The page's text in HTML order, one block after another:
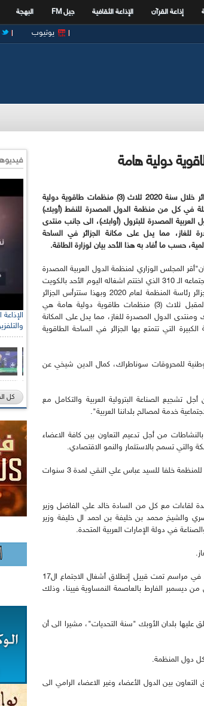
إذاعة القرآن الإذاعة الثقافية جيل FM البهجة
يوتيوب
ستترأس الجزائر خلال سنة 2020 ثلاث (3) منظمات طاقوية دولية
في كل من منظمة الدول المصدرة للنفط (أوبك)
العربية المصدرة للبترول (أوابك)، الى جانب منتدى
للغاز، مما يدل على مكانة الجزائر في الساحة
حسب ما أفاد به هذا الأحد بيان لوزارة الطاقة.
المجلس الوزاري لمنظمة الدول العربية المصدرة
للبترول في إجتماعه الـ 310 الذي اختتم اشغاله اليوم الأحد بالكويت
بأن تتولى الجزائر رئاسة المنظمة لعام 2020 وبهذا ستترأس الجزائر
خلال العام المقبل ثلاث (3) منظمات طاقوية دولية هامة هي
ومنتدى الدول المصدرة للغاز، مما يدل على المكانة
الكبيرة التي تتمتع بها الجزائر في الساحة الطاقوية
الوطنية للمحروقات سوناطراك، كمال الدين شيخي عن
تشجيع الصناعة البترولية العربية والتكامل مع
خدمة لمصالح بلداننا العربية".
شيخي أن سنة 2020 ستكون حافلة بالنشاطات من أجل تدعيم التعاون بين كافة الاعضاء
والتي تسمح بالاستثمار والنمو الاقتصادي.
للإشارة قرر المجلس الوزاري تعيين الكويتي علي سبت بن سبت أمينا عاما للمنظمة خلفا للسيد عباس علي النقي لمدة 3 سنوات
لقاءات مع كل من السادة خالد علي الفاضل وزير
والشيخ محمد بن خليفة بن احمد ال خليفة وزير
في دولة الإمارات العربية المتحدة.
يجدر التذكير أن الجزائر كانت قد إستلمت رئاسة منظمة أوبك من فنزويلا في مراسم تمت قبيل إنطلاق أشغال الاجتماع ال17
من ديسمبر الفارط بالعاصمة النمساوية فيينا، وذلك
عليها بلدان الأوبك "سنة التحديات"، مشيرا الى أن
كل دول المنظمة.
بين الدول الأعضاء وغير الاعضاء الرامي الى
كل